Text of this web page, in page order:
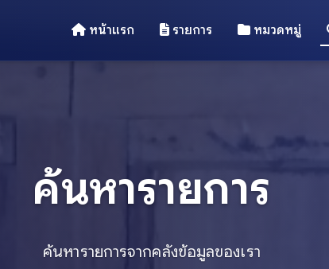
หน้าแรก รายการ หมวดหมู่
ค้นหารายการ
ค้นหารายการจากคลังข้อมูลของเรา